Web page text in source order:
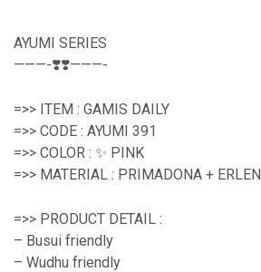
AYUMI SERIES
———-❣️❣️———-
=>> ITEM : GAMIS DAILY
=>> CODE : AYUMI 391
=>> COLOR : ✨ PINK
=>> MATERIAL : PRIMADONA + ERLEN
=>> PRODUCT DETAIL :
– Busui friendly
– Wudhu friendly